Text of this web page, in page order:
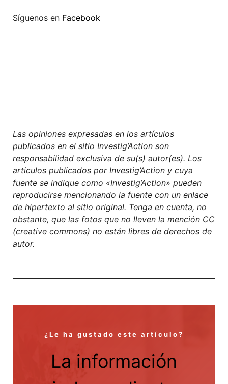
Síguenos en Facebook
Las opiniones expresadas en los artículos
publicados en el sitio Investig’Action son
responsabilidad exclusiva de su(s) autor(es). Los
artículos publicados por Investig’Action y cuya
fuente se indique como «Investig’Action» pueden
reproducirse mencionando la fuente con un enlace
de hipertexto al sitio original. Tenga en cuenta, no
obstante, que las fotos que no lleven la mención CC
(creative commons) no están libres de derechos de
autor.
¿Le ha gustado este artículo?
La información